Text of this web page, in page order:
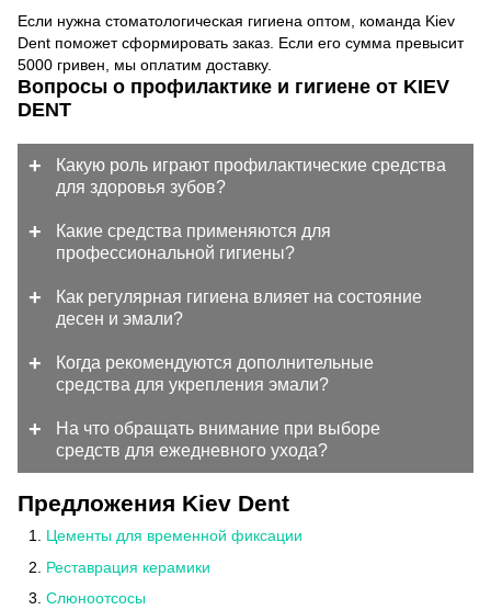
Если нужна стоматологическая гигиена оптом, команда Kiev
Dent поможет сформировать заказ. Если его сумма превысит
5000 гривен, мы оплатим доставку.
Вопросы о профилактике и гигиене от KIEV
DENT
Какую роль играют профилактические средства
для здоровья зубов?
Какие средства применяются для
профессиональной гигиены?
Как регулярная гигиена влияет на состояние
десен и эмали?
Когда рекомендуются дополнительные
средства для укрепления эмали?
На что обращать внимание при выборе
средств для ежедневного ухода?
Предложения Kiev Dent
Цементы для временной фиксации
Реставрация керамики
Слюноотсосы